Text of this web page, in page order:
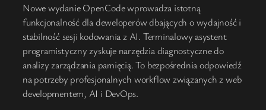
Nowe wydanie OpenCode wprowadza istotną
funkcjonalność dla deweloperów dbających o wydajność i
stabilność sesji kodowania z AI. Terminalowy asystent
programistyczny zyskuje narzędzia diagnostyczne do
analizy zarządzania pamięcią. To bezpośrednia odpowiedź
na potrzeby profesjonalnych workflow związanych z web
developmentem, AI i DevOps.